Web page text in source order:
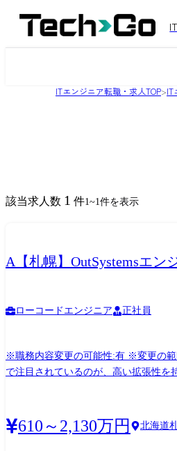
ITエンジニア転職・求人TOP>IT
該当求人数 1 件1~1件を表示
A【札幌】OutSystemsエン
ローコードエンジニア 正社員
※職務内容変更の可能性:有 ※変更の範囲:会社の定める業務 DX(デジタルトランスフォーメーション)の加速に伴い、業務
で注目されているのが、高い拡張性を
セスの実現を支援するため、要件定義
者にも、サービスの企画段階から入っていただき
610～2,130万円 北海道